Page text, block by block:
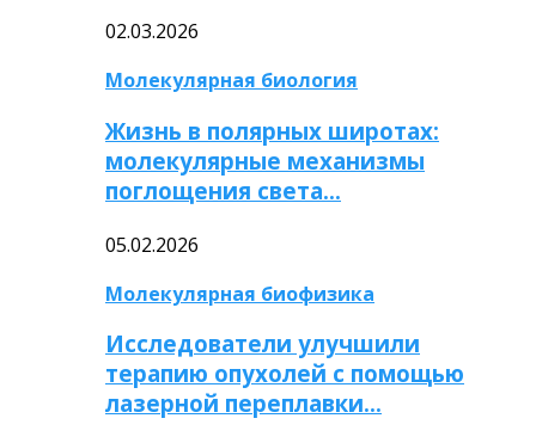
02.03.2026
Молекулярная биология
Жизнь в полярных широтах:
молекулярные механизмы
поглощения света…
05.02.2026
Молекулярная биофизика
Исследователи улучшили
терапию опухолей с помощью
лазерной переплавки…